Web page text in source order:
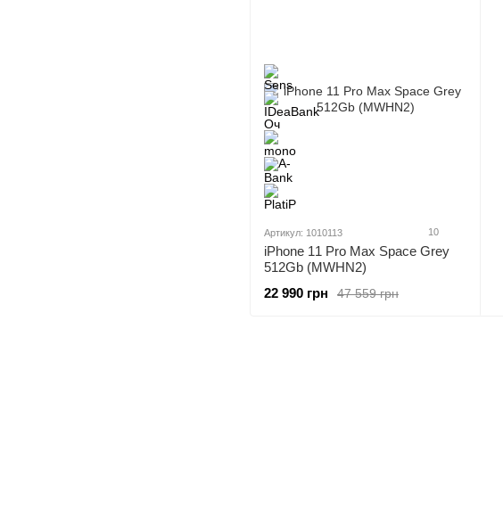
Артикул: 1010113 10
iPhone 11 Pro Max Space Grey
512Gb (MWHN2)
47 559 грн
22 990 грн